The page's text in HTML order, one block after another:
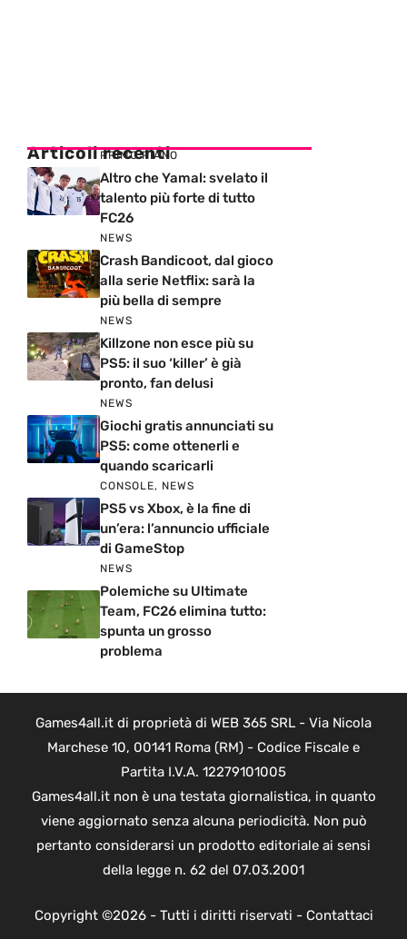
Articoli recenti
PRIMO PIANO
Altro che Yamal: svelato il
talento più forte di tutto
FC26
NEWS
Crash Bandicoot, dal gioco
alla serie Netflix: sarà la
più bella di sempre
NEWS
Killzone non esce più su
PS5: il suo ‘killer’ è già
pronto, fan delusi
NEWS
Giochi gratis annunciati su
PS5: come ottenerli e
quando scaricarli
CONSOLE, NEWS
PS5 vs Xbox, è la fine di
un’era: l’annuncio ufficiale
di GameStop
NEWS
Polemiche su Ultimate
Team, FC26 elimina tutto:
spunta un grosso
problema
Games4all.it di proprietà di WEB 365 SRL - Via Nicola
Marchese 10, 00141 Roma (RM) - Codice Fiscale e
Partita I.V.A. 12279101005
Games4all.it non è una testata giornalistica, in quanto
viene aggiornato senza alcuna periodicità. Non può
pertanto considerarsi un prodotto editoriale ai sensi
della legge n. 62 del 07.03.2001
Copyright ©2026 - Tutti i diritti riservati - Contattaci